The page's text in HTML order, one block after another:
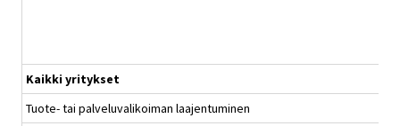
Kaikki yritykset
Tuote- tai palveluvalikoiman laajentuminen